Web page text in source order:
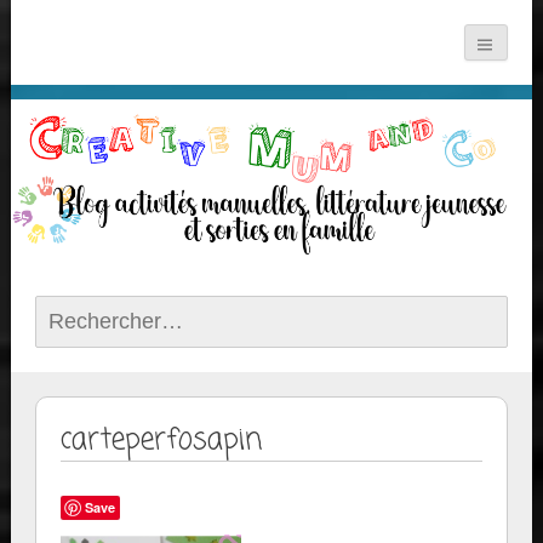
Rechercher :
carteperfosapin
Save